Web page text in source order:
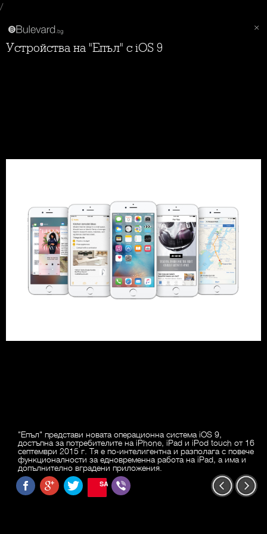
/
Устройства на "Епъл" с iOS 9
"Епъл" представи новата операционна система iOS 9,
достъпна за потребителите на iPhone, iPad и iPod touch от 16
септември 2015 г. Тя е по-интелигентна и разполага с повече
функционалности за едновременна работа на iPad, а има и
допълнително вградени приложения.
SAVE